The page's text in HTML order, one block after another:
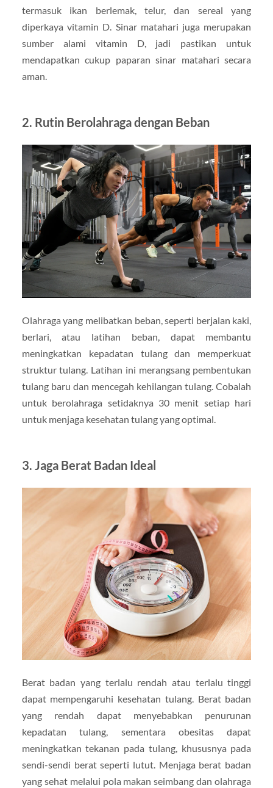
termasuk ikan berlemak, telur, dan sereal yang
diperkaya vitamin D. Sinar matahari juga merupakan
sumber alami vitamin D, jadi pastikan untuk
mendapatkan cukup paparan sinar matahari secara
aman.
2. Rutin Berolahraga dengan Beban
Olahraga yang melibatkan beban, seperti berjalan kaki,
berlari, atau latihan beban, dapat membantu
meningkatkan kepadatan tulang dan memperkuat
struktur tulang. Latihan ini merangsang pembentukan
tulang baru dan mencegah kehilangan tulang. Cobalah
untuk berolahraga setidaknya 30 menit setiap hari
untuk menjaga kesehatan tulang yang optimal.
3. Jaga Berat Badan Ideal
Berat badan yang terlalu rendah atau terlalu tinggi
dapat mempengaruhi kesehatan tulang. Berat badan
yang rendah dapat menyebabkan penurunan
kepadatan tulang, sementara obesitas dapat
meningkatkan tekanan pada tulang, khususnya pada
sendi-sendi berat seperti lutut. Menjaga berat badan
yang sehat melalui pola makan seimbang dan olahraga